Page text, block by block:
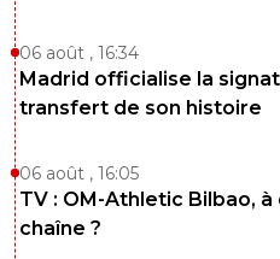
06 août , 16:34
Madrid officialise la
transfert de son histoire
06 août , 16:05
TV : OM-Athletic Bilbao,
chaîne ?